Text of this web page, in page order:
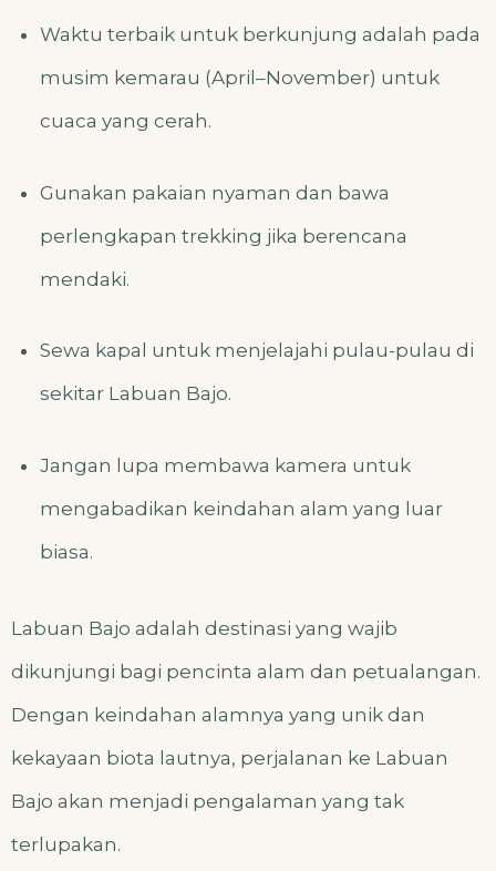
Waktu terbaik untuk berkunjung adalah pada
musim kemarau (April–November) untuk
cuaca yang cerah.
Gunakan pakaian nyaman dan bawa
perlengkapan trekking jika berencana
mendaki.
Sewa kapal untuk menjelajahi pulau-pulau di
sekitar Labuan Bajo.
Jangan lupa membawa kamera untuk
mengabadikan keindahan alam yang luar
biasa.
Labuan Bajo adalah destinasi yang wajib
dikunjungi bagi pencinta alam dan petualangan.
Dengan keindahan alamnya yang unik dan
kekayaan biota lautnya, perjalanan ke Labuan
Bajo akan menjadi pengalaman yang tak
terlupakan.